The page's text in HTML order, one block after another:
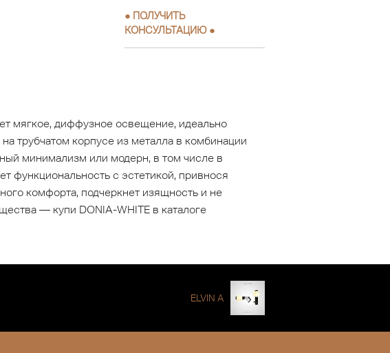
● ПОЛУЧИТЬ
КОНСУЛЬТАЦИЮ ●
мягкое, диффузное освещение, идеально
трубчатом корпусе из металла в комбинации
минимализм или модерн, в том числе в
функциональность с эстетикой, привнося
комфорта, подчеркнет изящность и не
— купи DONIA-WHITE в каталоге
ELVIN A